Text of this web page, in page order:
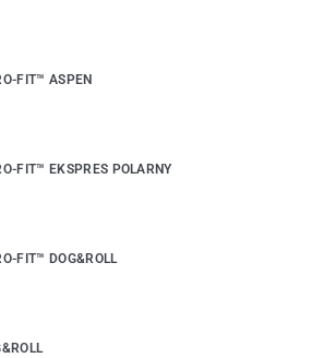
FIT™ ASPEN
FIT™ EKSPRES POLARNY
FIT™ DOG&ROLL